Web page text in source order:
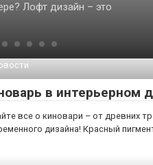
Лофт дизайн – это
в интерьерном
все о киновари – от древних
дизайна! Красный